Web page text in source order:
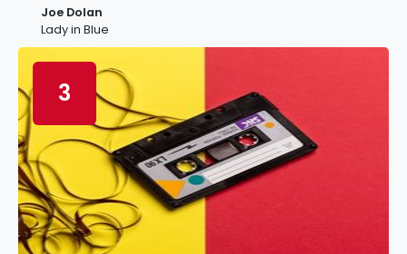
Joe Dolan
Lady in Blue
3